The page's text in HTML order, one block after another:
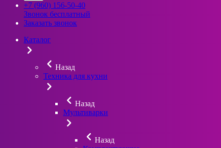
+7 (960) 156-50-40
Звонок бесплатный
Заказать звонок
Каталог
Назад
Техника для кухни
Назад
Мультиварки
Назад